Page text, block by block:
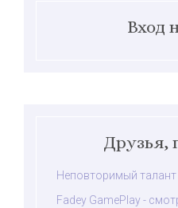
Вход
Друзья,
Неповторимый
Fadey GamePlay -